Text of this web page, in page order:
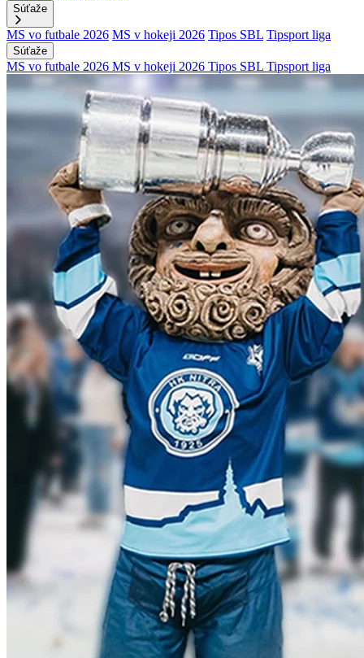
Súťaže
MS vo futbale 2026 MS v hokeji 2026 Tipos SBL Tipsport liga
Súťaže
MS vo futbale 2026 MS v hokeji 2026 Tipos SBL Tipsport liga